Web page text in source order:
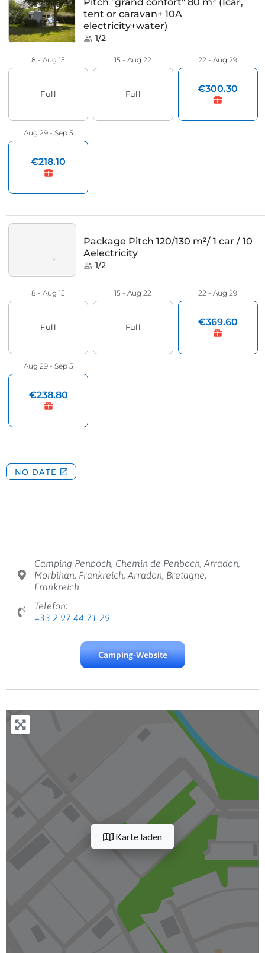
Camping Penboch, Chemin de Penboch, Arradon,
Morbihan, Frankreich, Arradon, Bretagne,
Frankreich
Telefon:
+33 2 97 44 71 29
Camping-Website
Karte laden